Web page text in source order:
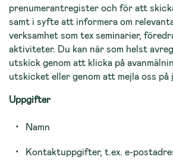
prenumerantregister och för att
samt i syfte att informera om
verksamhet som tex seminarier,
aktiviteter. Du kan när som helst
utskick genom att klicka på
utskicket eller genom att mejla oss på
Uppgifter
Namn
Kontaktuppgifter, t.ex. e-